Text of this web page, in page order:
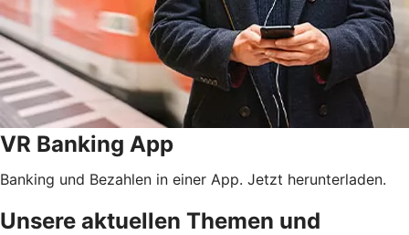
VR Banking App
Banking und Bezahlen in einer App. Jetzt herunterladen.
Unsere aktuellen Themen und